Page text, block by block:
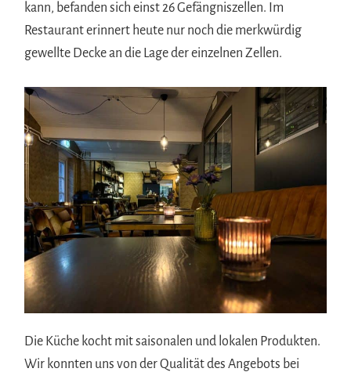
kann, befanden sich einst 26 Gefängniszellen. Im
Restaurant erinnert heute nur noch die merkwürdig
gewellte Decke an die Lage der einzelnen Zellen.
Die Küche kocht mit saisonalen und lokalen Produkten.
Wir konnten uns von der Qualität des Angebots bei